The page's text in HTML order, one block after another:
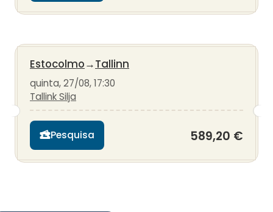
Estocolmo→Tallinn
quinta, 27/08, 17:30
Tallink Silja
Pesquisa 589,20 €